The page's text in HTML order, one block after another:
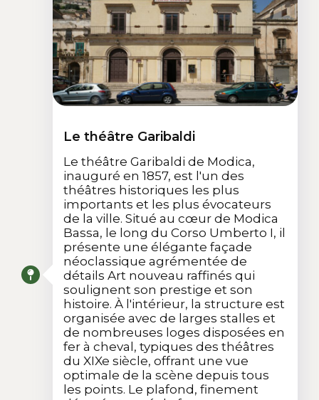
Le théâtre Garibaldi
Le théâtre Garibaldi de Modica,
inauguré en 1857, est l'un des
théâtres historiques les plus
importants et les plus évocateurs
de la ville. Situé au cœur de Modica
Bassa, le long du Corso Umberto I, il
présente une élégante façade
néoclassique agrémentée de
détails Art nouveau raffinés qui
soulignent son prestige et son
histoire. À l'intérieur, la structure est
organisée avec de larges stalles et
de nombreuses loges disposées en
fer à cheval, typiques des théâtres
du XIXe siècle, offrant une vue
optimale de la scène depuis tous
les points. Le plafond, finement